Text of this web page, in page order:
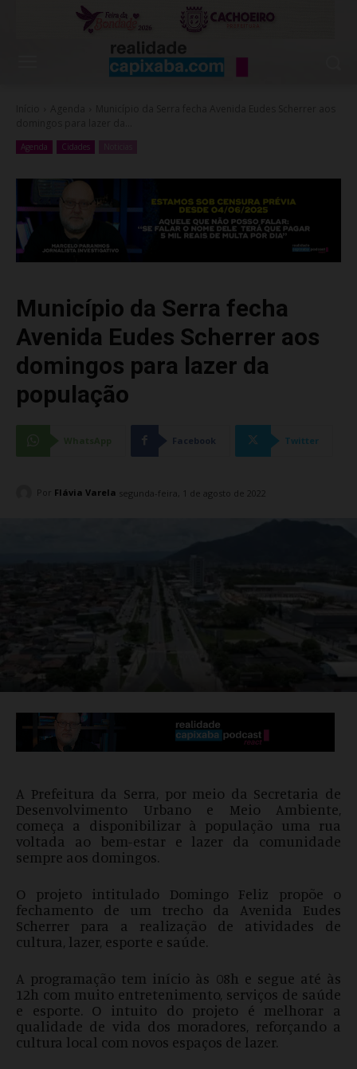
Agenda Cidades
Município da Serra fecha
Avenida Eudes Scherrer aos
domingos para lazer da
população
Facebook Twitter
Por Flávia Varela segunda-feira, 1 de agosto de 2022
A Prefeitura da Serra, por meio da Secretaria de
Desenvolvimento Urbano e Meio Ambiente,
começa a disponibilizar à população uma rua
voltada ao bem-estar e lazer da comunidade
sempre aos domingos.
O projeto intitulado Domingo Feliz propõe o
fechamento de um trecho da Avenida Eudes
Scherrer para a realização de atividades de
cultura, lazer, esporte e saúde.
A programação tem início às 08h e segue até às
12h com muito entretenimento, serviços de saúde
e esporte. O intuito do projeto é melhorar a
qualidade de vida dos moradores, reforçando a
cultura local com novos espaços de lazer.